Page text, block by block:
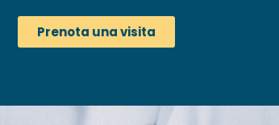
Prenota una visita